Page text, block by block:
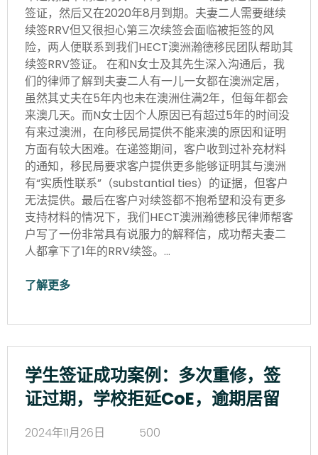
签证，然后又在2020年8月到期。夫妻二人需要继续
续签RRV但又很担心第三次续签会面临被拒签的风
险，两人便联系到我们HECT澳洲瀚德移民团队帮助其
续签RRV签证。 在和N女士及其先生深入沟通后，我
们的律师了解到夫妻二人有一儿一女都在澳洲定居，
虽然其丈夫在5年内也未在澳洲住满2年，但每年都会
来澳几天。而N女士因个人原因已有超过5年的时间没
有来过澳洲，在向移民局提供不能来澳的原因和证明
方面有较大困难。在递签期间，客户收到过补充材料
的通知，移民局要求客户提供更多能够证明其与澳洲
有“实质性联系”（substantial ties）的证据，但客户
无法提供。最后在客户对续签都不抱希望和没有更多
支持材料的情况下，我们HECT澳洲瀚德移民律师帮客
户写了一份非常具有说服力的解释信，成功帮夫妻二
人都拿下了1年的RRV续签。…
了解更多
学生签证成功案例：多次重修，签
证过期，学校拒延CoE，逾期居留
2024年11月26日
500